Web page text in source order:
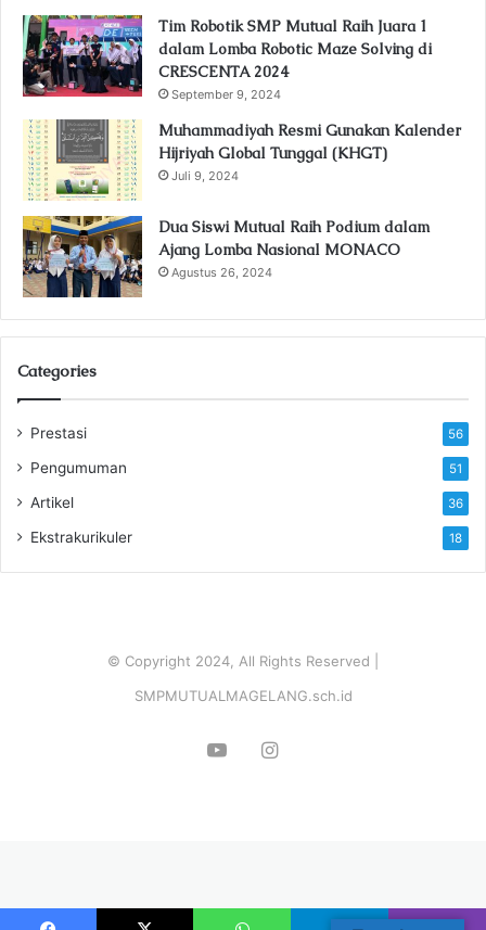
Tim Robotik SMP Mutual Raih Juara 1
dalam Lomba Robotic Maze Solving di
CRESCENTA 2024
September 9, 2024
Muhammadiyah Resmi Gunakan Kalender
Hijriyah Global Tunggal (KHGT)
Juli 9, 2024
Dua Siswi Mutual Raih Podium dalam
Ajang Lomba Nasional MONACO
Agustus 26, 2024
Categories
Prestasi 56
Pengumuman 51
Artikel 36
Ekstrakurikuler 18
© Copyright 2024, All Rights Reserved |
SMPMUTUALMAGELANG.sch.id
YouTubeInstagram